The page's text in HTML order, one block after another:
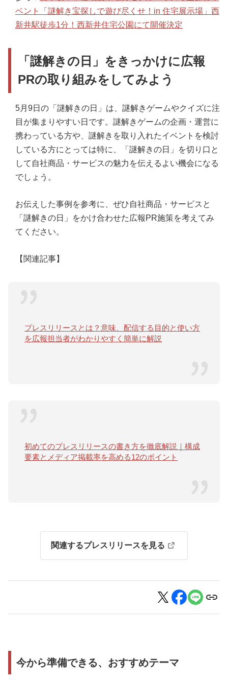
ベント「謎解き宝探しで遊び尽くせ！in 住宅展示場」西
新井駅徒歩1分！西新井住宅公園にて開催決定
「謎解きの日」をきっかけに広報
PRの取り組みをしてみよう
5月9日の「謎解きの日」は、謎解きゲームやクイズに注
目が集まりやすい日です。謎解きゲームの企画・運営に
携わっている方や、謎解きを取り入れたイベントを検討
している方にとっては特に、「謎解きの日」を切り口と
して自社商品・サービスの魅力を伝えるよい機会になる
でしょう。
お伝えした事例を参考に、ぜひ自社商品・サービスと
「謎解きの日」をかけ合わせた広報PR施策を考えてみ
てください。
【関連記事】
プレスリリースとは？意味、配信する目的と使い方
を広報担当者がわかりやすく簡単に解説
初めてのプレスリリースの書き方を徹底解説｜構成
要素とメディア掲載率を高める12のポイント
関連するプレスリリースを見る
今から準備できる、おすすめテーマ